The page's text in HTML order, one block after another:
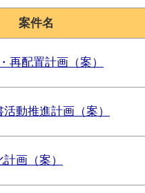
案件名
再配置計画（案）
動推進計画（案）
画（案）